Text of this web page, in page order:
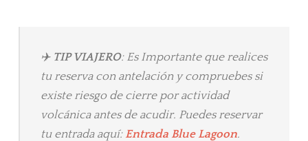
✈️ TIP VIAJERO: Es Importante que realices
tu reserva con antelación y compruebes si
existe riesgo de cierre por actividad
volcánica antes de acudir. Puedes reservar
tu entrada aquí: Entrada Blue Lagoon.